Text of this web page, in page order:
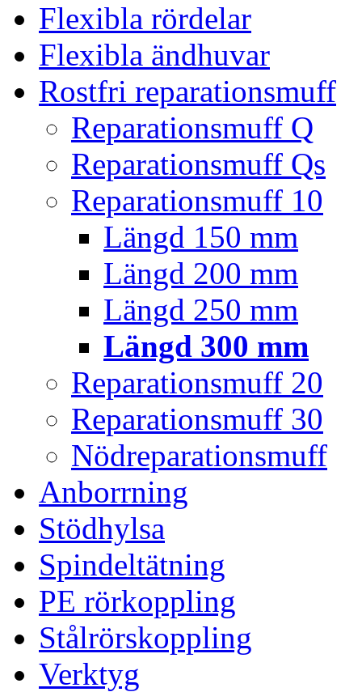
Flexibla rördelar
Flexibla ändhuvar
Rostfri reparationsmuff
Reparationsmuff Q
Reparationsmuff Qs
Reparationsmuff 10
Längd 150 mm
Längd 200 mm
Längd 250 mm
Längd 300 mm
Reparationsmuff 20
Reparationsmuff 30
Nödreparationsmuff
Anborrning
Stödhylsa
Spindeltätning
PE rörkoppling
Stålrörskoppling
Verktyg